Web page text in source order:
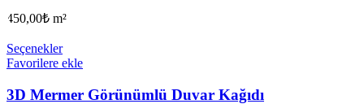
450,00₺ m²
Seçenekler
Favorilere ekle
3D Mermer Görünümlü Duvar Kağıdı